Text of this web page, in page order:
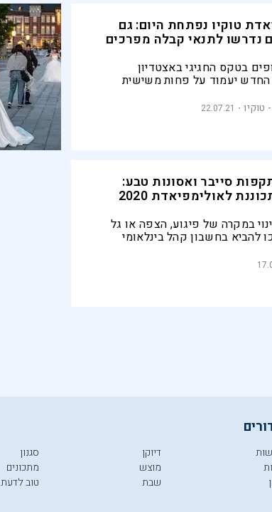
טוקיו נפתחת היום: גם
נדרשו לתנאי קבלה מפרכים
בטקס החגיגי באצטדיון
החדש יעמוד על פחות משישית
מארחת, ולכן האיסור להיכנס
הוא אכזבה עצומה"
טוקיו 22.07.21
סייבר ואסונות טבע:
לאולימפיאדת 2020
במקרה של פיגוע, הצפה או גל
להביא בחשבון קהל בינלאומי
דיוקן
מוצש
שבת
סגנון
מתכונים
טוב לדעת